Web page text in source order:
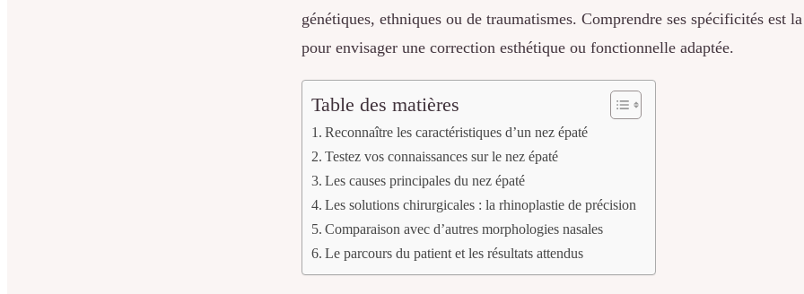
génétiques, ethniques ou de traumatismes. Comprendre ses spécificités est
pour envisager une correction esthétique ou fonctionnelle adaptée.
Table des matières
Reconnaître les caractéristiques d’un nez épaté
Testez vos connaissances sur le nez épaté
Les causes principales du nez épaté
Les solutions chirurgicales : la rhinoplastie de précision
Comparaison avec d’autres morphologies nasales
Le parcours du patient et les résultats attendus